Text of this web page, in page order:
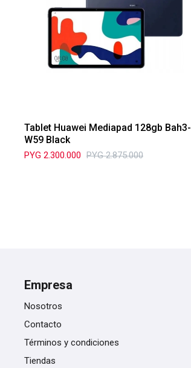
Tablet Huawei Mediapad 128gb Bah3-
W59 Black
PYG 2.300.000 PYG 2.875.000
Empresa
Nosotros
Contacto
Términos y condiciones
Tiendas